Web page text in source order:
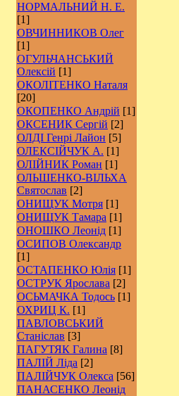
НОРМАЛЬНИЙ Н. Е.
[1]
ОВЧИННИКОВ Олег
[1]
ОГУЛЬЧАНСЬКИЙ
Олексій [1]
ОКОЛІТЕНКО Наталя
[20]
ОКОПЕНКО Андрій [1]
ОКСЕНИК Сергій [2]
ОЛДІ Генрі Лайон [5]
ОЛЕКСІЙЧУК А. [1]
ОЛІЙНИК Роман [1]
ОЛЬШЕНКО-ВІЛЬХА
Святослав [2]
ОНИЩУК Мотря [1]
ОНИЩУК Тамара [1]
ОНОШКО Леонід [1]
ОСИПОВ Олександр
[1]
ОСТАПЕНКО Юлія [1]
ОСТРУК Ярослава [2]
ОСЬМАЧКА Тодось [1]
ОХРИЦ К. [1]
ПАВЛОВСЬКИЙ
Станіслав [3]
ПАГУТЯК Галина [8]
ПАЛІЙ Ліда [2]
ПАЛІЙЧУК Олекса [56]
ПАНАСЕНКО Леонід